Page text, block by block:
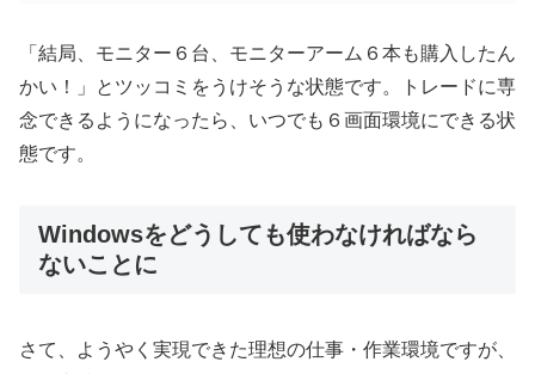
「結局、モニター６台、モニターアーム６本も購入したん
かい！」とツッコミをうけそうな状態です。トレードに専
念できるようになったら、いつでも６画面環境にできる状
態です。
Windowsをどうしても使わなければなら
ないことに
さて、ようやく実現できた理想の仕事・作業環境ですが、